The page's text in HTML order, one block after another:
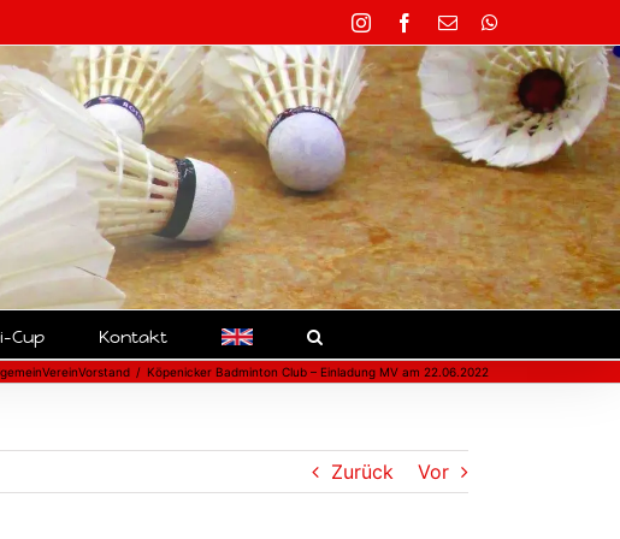
InstagramFacebook
E-
Mail
WhatsApp
Cup Kontakt
VereinVorstand Köpenicker Badminton Club – Einladung MV am 22.06.2022
Zurück Vor